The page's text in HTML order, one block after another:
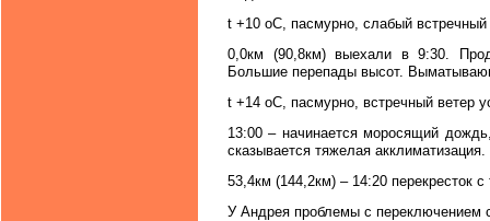
t +10 oC, пасмурно, слабый встречный
0,0км (90,8км) выехали в 9:30.
Большие перепады высот.
t +14 oC, пасмурно, встречный ветер
13:00 – начинается моросящий
сказывается тяжелая акклиматизация.
53,4км (144,2км) – 14:20 перекресток
У Андрея проблемы с переключением